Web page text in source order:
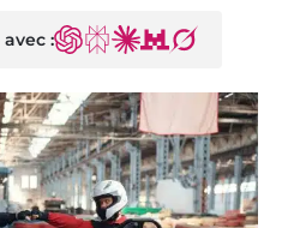
:ChatGPT
Perplexity
ClaudeMistral
Grok